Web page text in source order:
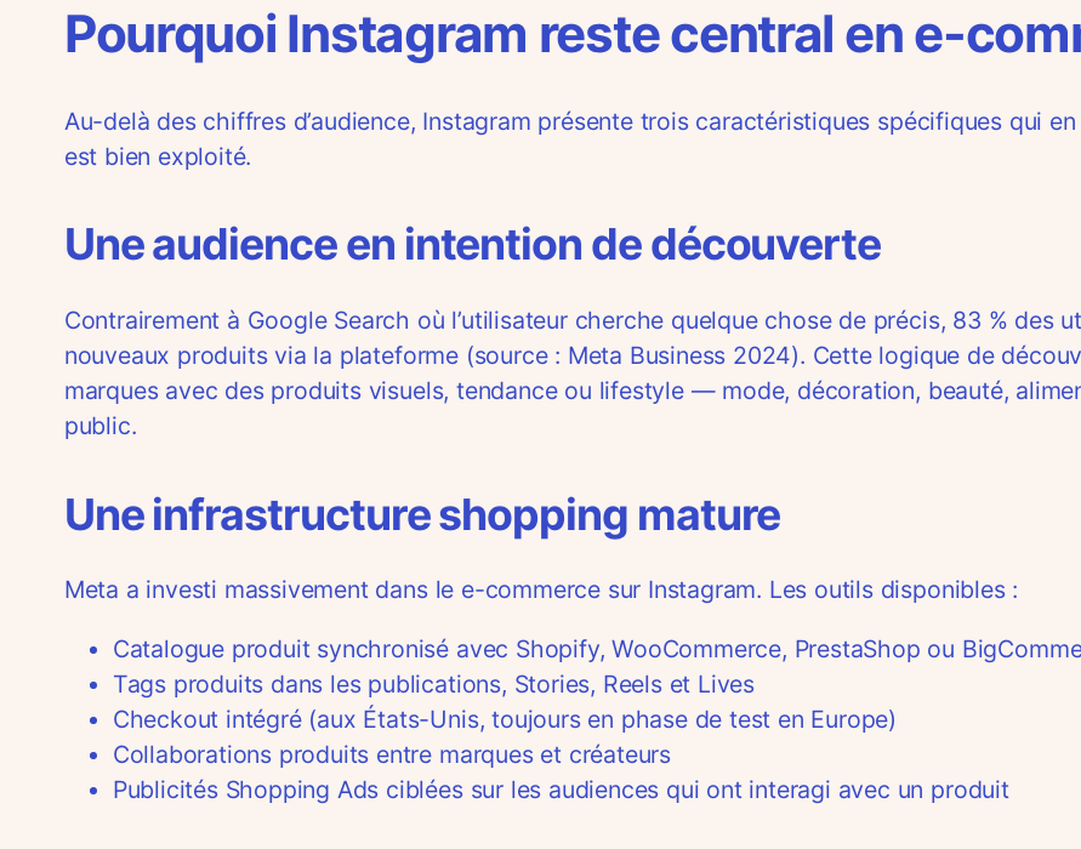
Pourquoi Instagram reste central en e-
Au-delà des chiffres d’audience, Instagram présente trois caractéristiques spécifiques qui
est bien exploité.
Une audience en intention de découverte
Contrairement à Google Search où l’utilisateur cherche quelque chose de précis, 83 % des
nouveaux produits via la plateforme (source : Meta Business 2024). Cette logique de
marques avec des produits visuels, tendance ou lifestyle — mode, décoration, beauté,
public.
Une infrastructure shopping mature
Meta a investi massivement dans le e-commerce sur Instagram. Les outils disponibles :
Catalogue produit synchronisé avec Shopify, WooCommerce, PrestaShop ou
Tags produits dans les publications, Stories, Reels et Lives
Checkout intégré (aux États-Unis, toujours en phase de test en Europe)
Collaborations produits entre marques et créateurs
Publicités Shopping Ads ciblées sur les audiences qui ont interagi avec un produit